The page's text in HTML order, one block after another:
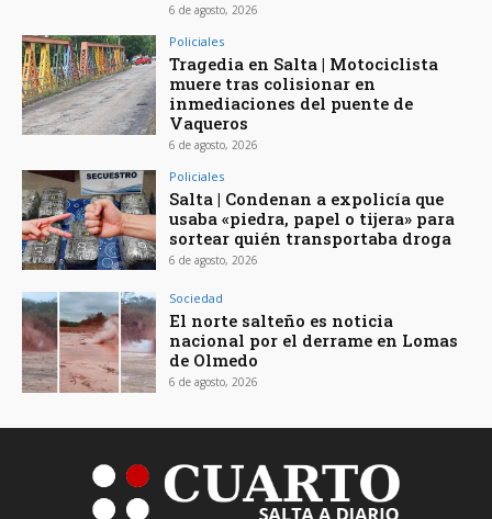
6 de agosto, 2026
Policiales
Tragedia en Salta | Motociclista
muere tras colisionar en
inmediaciones del puente de
Vaqueros
6 de agosto, 2026
Policiales
Salta | Condenan a expolicía que
usaba «piedra, papel o tijera» para
sortear quién transportaba droga
6 de agosto, 2026
Sociedad
El norte salteño es noticia
nacional por el derrame en Lomas
de Olmedo
6 de agosto, 2026